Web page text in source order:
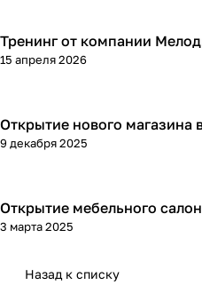
Тренинг от компании
15 апреля 2026
Открытие нового магазина
9 декабря 2025
Открытие мебельного
3 марта 2025
Назад к списку